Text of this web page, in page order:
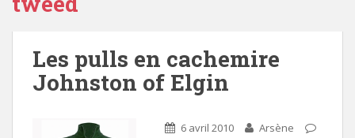
Les pulls en cachemire
Johnston of Elgin
6 avril 2010
Arsène